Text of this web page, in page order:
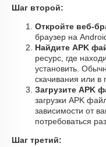
Шаг второй:
Откройте веб-
браузер на
Найдите APK
ресурс, где
установить.
скачивания или в
Загрузите APK
загрузки APK
зависимости от
потребоваться
Шаг третий: